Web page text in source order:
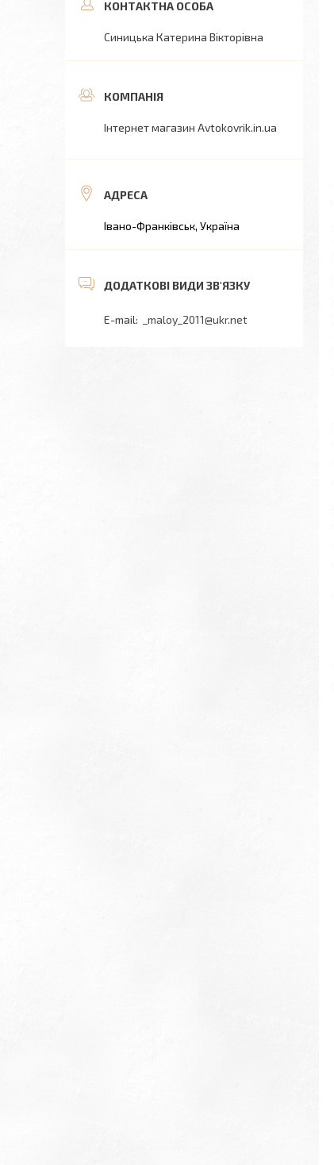
Синицька Катерина Вікторівна
Інтернет магазин Avtokovrik.in.ua
Івано-Франківськ, Україна
_maloy_2011@ukr.net